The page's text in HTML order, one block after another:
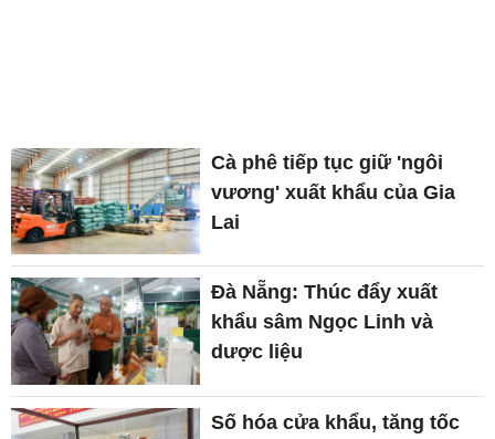
Cà phê tiếp tục giữ 'ngôi
vương' xuất khẩu của Gia
Lai
Đà Nẵng: Thúc đẩy xuất
khẩu sâm Ngọc Linh và
dược liệu
Số hóa cửa khẩu, tăng tốc